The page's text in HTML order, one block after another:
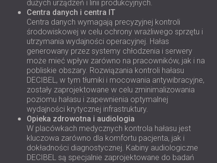
dużych urządzeń i linii produkcyjnych.
Centra danych i centra IT
Centra danych wymagają precyzyjnej kontroli
środowiskowej w celu ochrony wrażliwego sprzętu i
utrzymania wydajności operacyjnej. Hałas
generowany przez systemy chłodzenia i serwery
może mieć wpływ zarówno na pracowników, jak i na
pobliskie obszary. Rozwiązania kontroli hałasu
DECIBEL, w tym tłumiki i mocowania antywibracyjne,
zostały zaprojektowane w celu zminimalizowania
poziomu hałasu i zapewnienia optymalnej
wydajności krytycznej infrastruktury.
Opieka zdrowotna i audiologia
W placówkach medycznych kontrola hałasu jest
kluczowa zarówno dla komfortu pacjenta, jak i
dokładności diagnostycznej. Kabiny audiologiczne
DECIBEL są specjalnie zaprojektowane do badań